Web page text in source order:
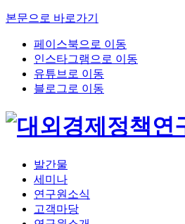
본문으로 바로가기
페이스북으로 이동
인스타그램으로 이동
유튜브로 이동
블로그로 이동
발간물
세미나
연구원소식
고객마당